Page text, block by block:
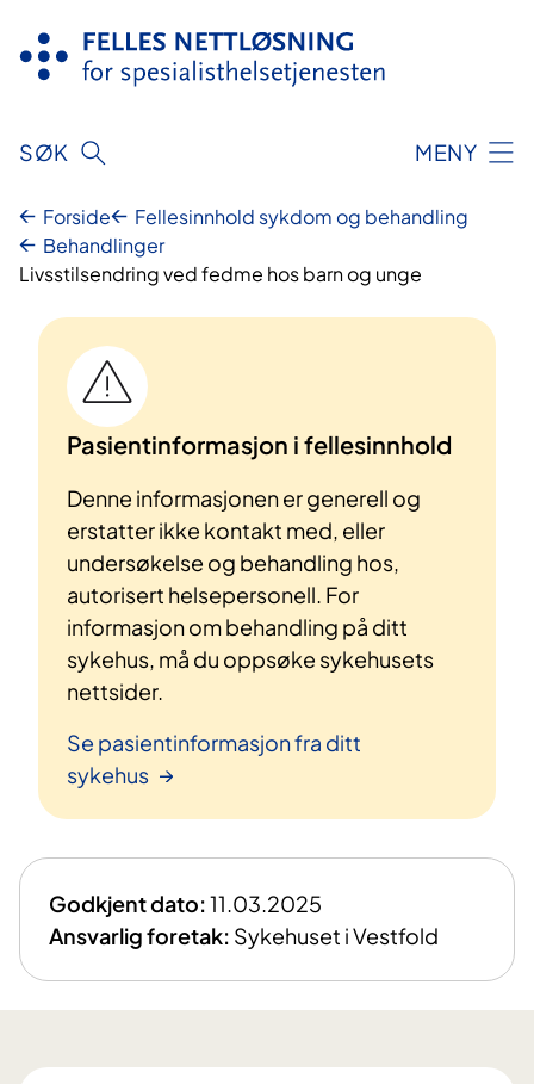
innhold
SØK MENY
Forside
Fellesinnhold sykdom og behandling
Behandlinger
Livsstilsendring ved fedme hos barn og unge
Pasientinformasjon i fellesinnhold
Denne informasjonen er generell og
erstatter ikke kontakt med, eller
undersøkelse og behandling hos,
autorisert helsepersonell. For
informasjon om behandling på ditt
sykehus, må du oppsøke sykehusets
nettsider.
Se pasientinformasjon fra ditt
sykehus
Godkjent dato:11.03.2025
Ansvarlig foretak: Sykehuset i Vestfold